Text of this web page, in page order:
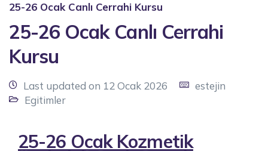
25-26 Ocak Canlı Cerrahi Kursu
25-26 Ocak Canlı Cerrahi
Kursu
Last updated on 12 Ocak 2026
estejin
Egitimler
25-26 Ocak Kozmetik